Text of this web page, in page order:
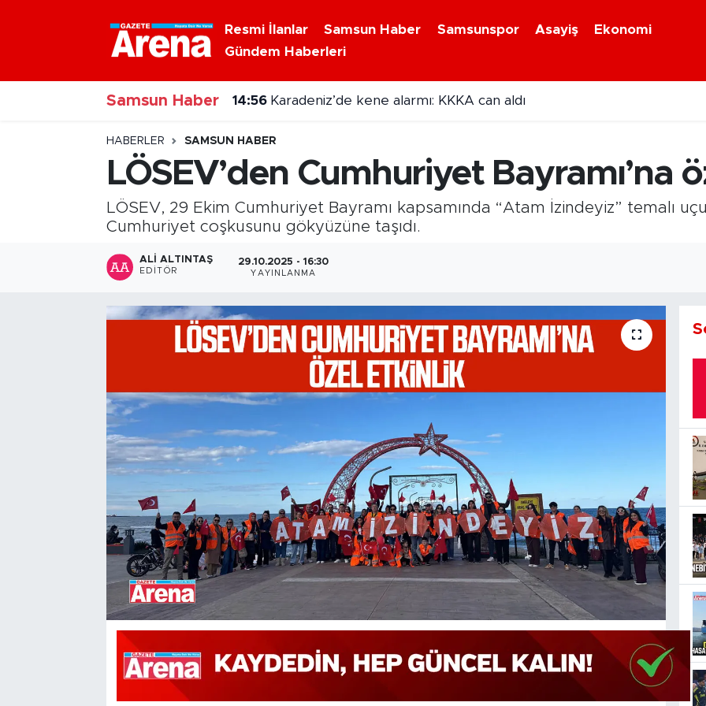
Resmi İlanlar Samsun Haber Samsunspor Asayiş
Ekonomi
Gündem Haberleri
Samsun Haber 14:56 Karadeniz’de kene alarmı: KKKA can aldı
HABERLER SAMSUN HABER
LÖSEV’den Cumhuriyet Bayramı’na
LÖSEV, 29 Ekim Cumhuriyet Bayramı kapsamında “Atam İzindeyiz” temalı
Cumhuriyet coşkusunu gökyüzüne taşıdı.
ALI ALTINTAŞ
EDITÖR
29.10.2025 - 16:30
YAYINLANMA
Nöbetçi Eczaneler
Hava Durumu
Samsun Namaz Vakitleri
Trafik Durumu
Süper Lig Puan Durumu ve Fikstür
Tüm Manşetler